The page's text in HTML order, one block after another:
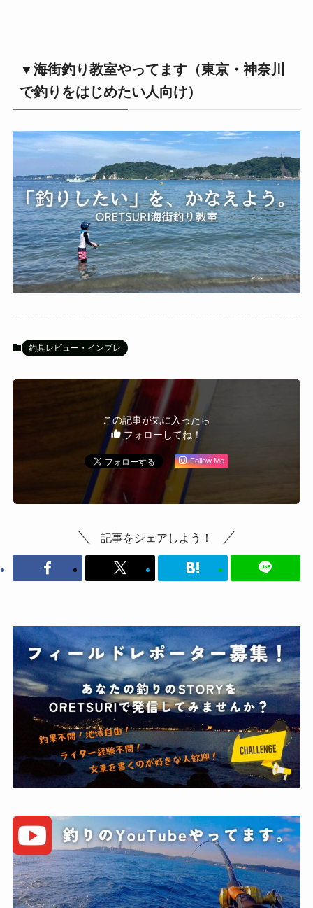
▼海街釣り教室やってます（東京・神奈川
で釣りをはじめたい人向け）
釣具レビュー・インプレ
この記事が気に入ったら
フォローしてね！
Follow Me
記事をシェアしよう！